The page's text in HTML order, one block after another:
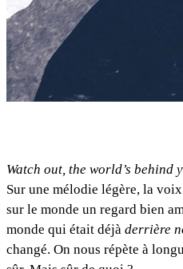
Watch out, the world’s behind
Sur une mélodie légère, la
sur le monde un regard bien
monde qui était déjà derrière
changé. On nous répète à